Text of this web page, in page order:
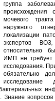
группа
происхождения
мочевого
наружного
локализации
экспертов
относительно
ИМП не требует
исследования.
обязательно
исследование
вопросов